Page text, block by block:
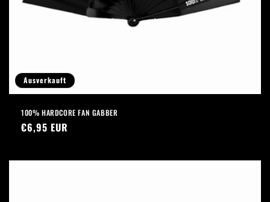
Ausverkauft
100% HARDCORE FAN GABBER
Normaler
€6,95 EUR